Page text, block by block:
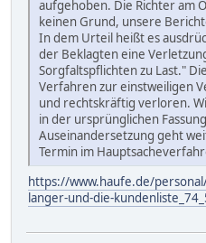
aufgehoben. Die Richter am
keinen Grund, unsere
In dem Urteil heißt es
der Beklagten eine
Sorgfaltspflichten zu Last."
Verfahren zur einstweiligen
und rechtskräftig verloren.
in der ursprünglichen
Auseinandersetzung geht
Termin im
https://www.haufe.de/
langer-und-die-